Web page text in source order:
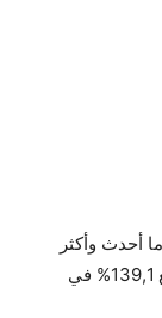
أحدث وأكثر
إثارة للقلق، مقدرة أن الاكتظاظ في السجون بلغ 139,1% في